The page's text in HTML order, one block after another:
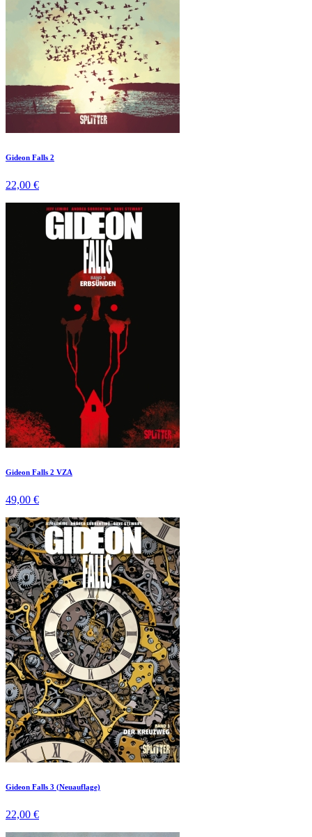
Gideon Falls 2
22,00 €
Gideon Falls 2 VZA
49,00 €
Gideon Falls 3 (Neuauflage)
22,00 €